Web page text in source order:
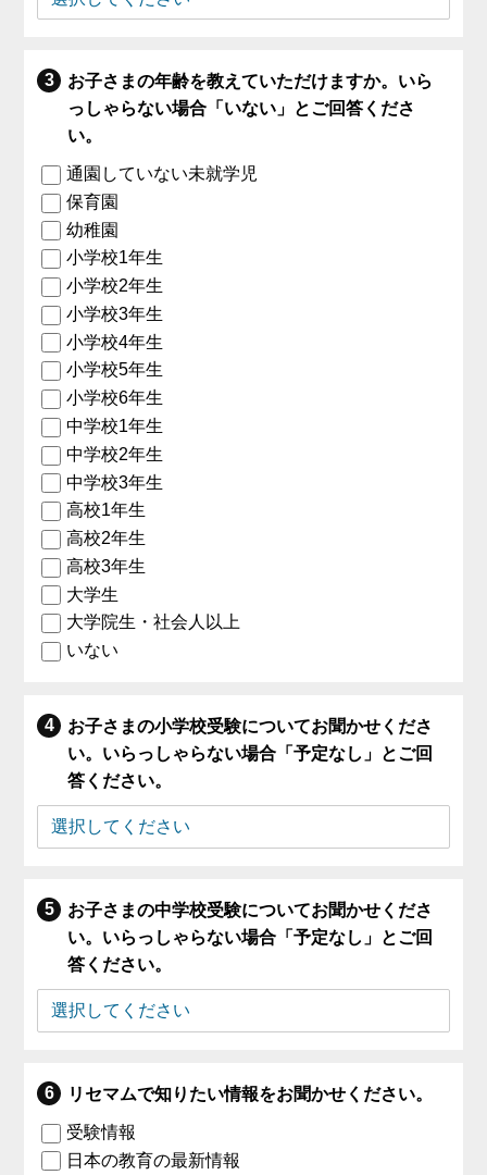
お子さまの年齢を教えていただけますか。いら
っしゃらない場合「いない」とご回答くださ
い。
通園していない未就学児
保育園
幼稚園
小学校1年生
小学校2年生
小学校3年生
小学校4年生
小学校5年生
小学校6年生
中学校1年生
中学校2年生
中学校3年生
高校1年生
高校2年生
高校3年生
大学生
大学院生・社会人以上
いない
お子さまの小学校受験についてお聞かせくださ
い。いらっしゃらない場合「予定なし」とご回
答ください。
お子さまの中学校受験についてお聞かせくださ
い。いらっしゃらない場合「予定なし」とご回
答ください。
リセマムで知りたい情報をお聞かせください。
受験情報
日本の教育の最新情報